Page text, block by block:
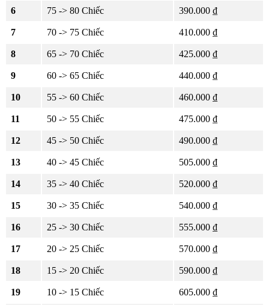
6 75 -> 80 Chiếc 390.000 ₫
7 70 -> 75 Chiếc 410.000 ₫
8 65 -> 70 Chiếc 425.000 ₫
9 60 -> 65 Chiếc 440.000 ₫
10 55 -> 60 Chiếc 460.000 ₫
11 50 -> 55 Chiếc 475.000 ₫
12 45 -> 50 Chiếc 490.000 ₫
13 40 -> 45 Chiếc 505.000 ₫
14 35 -> 40 Chiếc 520.000 ₫
15 30 -> 35 Chiếc 540.000 ₫
16 25 -> 30 Chiếc 555.000 ₫
17 20 -> 25 Chiếc 570.000 ₫
18 15 -> 20 Chiếc 590.000 ₫
19 10 -> 15 Chiếc 605.000 ₫